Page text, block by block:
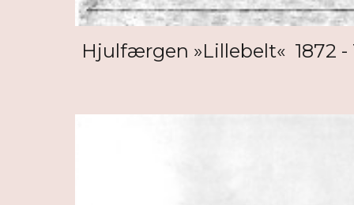
Hjulfærgen »Lillebelt« 1872 -